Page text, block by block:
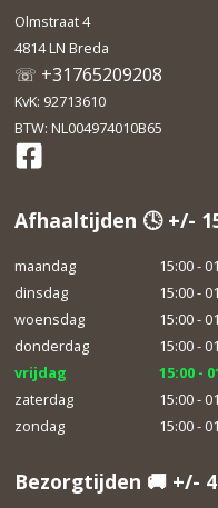
Olmstraat 4
4814 LN Breda
☏ +31765209208
KvK: 92713610
BTW: NL004974010B65
Afhaaltijden 🕓 +/-
maandag
15:00 -
dinsdag
15:00 -
woensdag
15:00 -
donderdag
15:00 -
vrijdag
15:00 -
zaterdag
15:00 -
zondag
15:00 -
Bezorgtijden 🚚 +/-